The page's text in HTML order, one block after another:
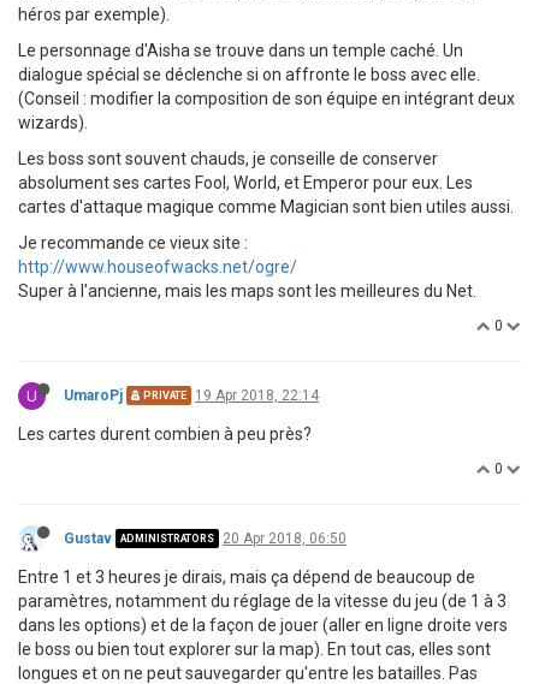
héros par exemple).
Le personnage d'Aisha se trouve dans un temple caché. Un
dialogue spécial se déclenche si on affronte le boss avec elle.
(Conseil : modifier la composition de son équipe en intégrant deux
wizards).
Les boss sont souvent chauds, je conseille de conserver
absolument ses cartes Fool, World, et Emperor pour eux. Les
cartes d'attaque magique comme Magician sont bien utiles aussi.
Je recommande ce vieux site :
http://www.houseofwacks.net/ogre/
Super à l'ancienne, mais les maps sont les meilleures du Net.
0
U UmaroPj PRIVATE 19 Apr 2018, 22:14
Les cartes durent combien à peu près?
0
Gustav ADMINISTRATORS 20 Apr 2018, 06:50
Entre 1 et 3 heures je dirais, mais ça dépend de beaucoup de
paramètres, notamment du réglage de la vitesse du jeu (de 1 à 3
dans les options) et de la façon de jouer (aller en ligne droite vers
le boss ou bien tout explorer sur la map). En tout cas, elles sont
longues et on ne peut sauvegarder qu'entre les batailles. Pas